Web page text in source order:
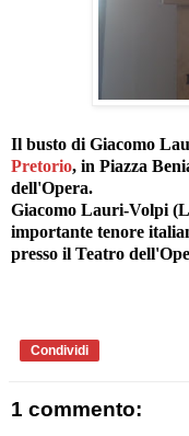
Il busto di Giacomo
Pretorio, in Piazza
dell'Opera.
Giacomo Lauri-Volpi
importante tenore
presso il Teatro
Condividi
1 commento: